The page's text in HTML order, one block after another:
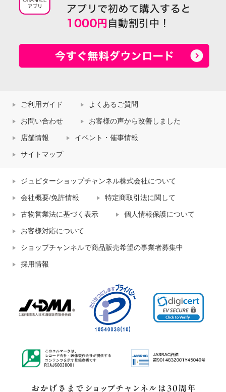
ご利用ガイド よくあるご質問
お問い合わせ お客様の声から改善しました
店舗情報 イベント・催事情報
サイトマップ
ジュピターショップチャンネル株式会社について
会社概要/免許情報 特定商取引法に関して
古物営業法に基づく表示 個人情報保護について
お客様対応について
ショップチャンネルで商品販売希望の事業者募集中
採用情報